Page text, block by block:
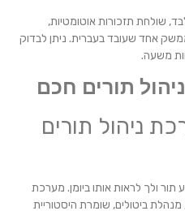
שולחת תזכורות אוטומטיות,
אחד שעובד בעברית. ניתן לבדוק
משעה.
תורים חכם
ניהול תורים
ולך לראות אותו ביומן. מערכת
ביטולים, שומרת היסטוריית